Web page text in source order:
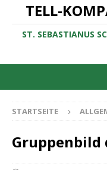
TELL-
ST. SEBASTIANUS
STARTSEITE
Gruppenbild